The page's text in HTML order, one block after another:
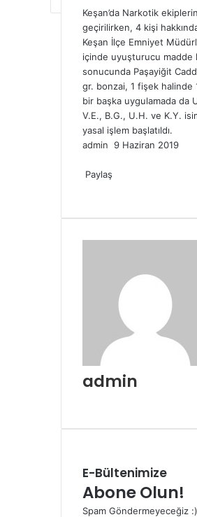
göndermek
Keşan’da Narkotik
geçirilirken, 4 kişi
Keşan İlçe Emniyet
içinde uyuşturucu madde
sonucunda Paşayiğit
gr. bonzai, 1 fişek halinde
bir başka uygulamada da
V.E., B.G., U.H. ve K.Y.
yasal işlem başlatıldı.
admin Bir
9 Haziran 2019
Paylaş
ile
admin
E-Bültenimize
Abone Olun!
Spam Göndermeyeceğiz :)